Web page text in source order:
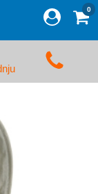
0